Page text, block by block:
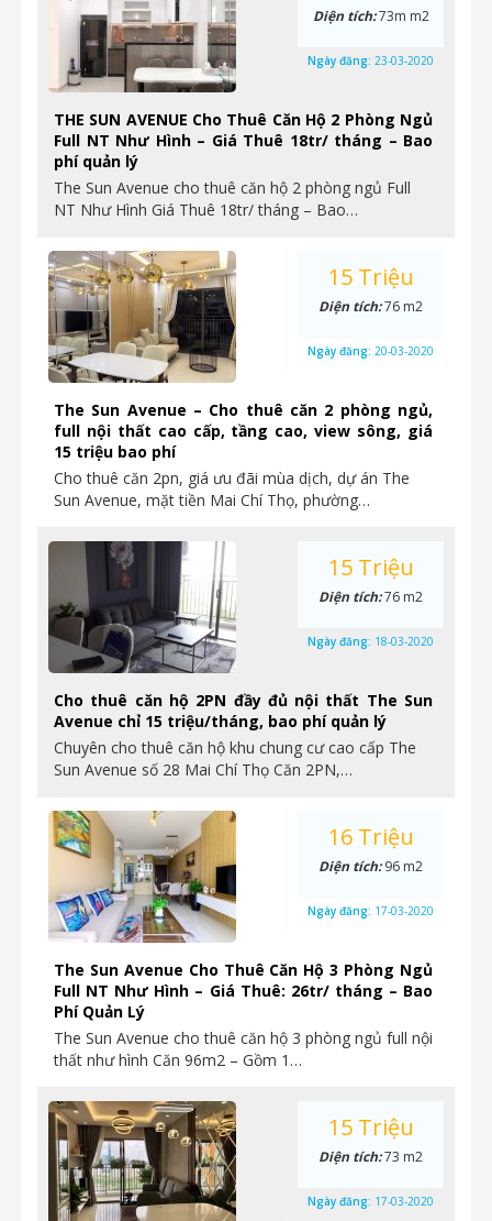
THE SUN AVENUE Cho Thuê Căn Hộ 2 Phòng Ngủ
Full NT Như Hình – Giá Thuê 18tr/ tháng – Bao
phí quản lý
The Sun Avenue cho thuê căn hộ 2 phòng ngủ Full
NT Như Hình Giá Thuê 18tr/ tháng – Bao…
Diện tích:73m m2
Ngày đăng: 23-03-2020
The Sun Avenue – Cho thuê căn 2 phòng ngủ,
full nội thất cao cấp, tầng cao, view sông, giá
15 triệu bao phí
Cho thuê căn 2pn, giá ưu đãi mùa dịch, dự án The
Sun Avenue, mặt tiền Mai Chí Thọ, phường…
15 Triệu
Diện tích:76 m2
Ngày đăng: 20-03-2020
Cho thuê căn hộ 2PN đầy đủ nội thất The Sun
Avenue chỉ 15 triệu/tháng, bao phí quản lý
Chuyên cho thuê căn hộ khu chung cư cao cấp The
Sun Avenue số 28 Mai Chí Thọ Căn 2PN,…
15 Triệu
Diện tích:76 m2
Ngày đăng: 18-03-2020
The Sun Avenue Cho Thuê Căn Hộ 3 Phòng Ngủ
Full NT Như Hình – Giá Thuê: 26tr/ tháng – Bao
Phí Quản Lý
The Sun Avenue cho thuê căn hộ 3 phòng ngủ full nội
thất như hình Căn 96m2 – Gồm 1…
16 Triệu
Diện tích:96 m2
Ngày đăng: 17-03-2020
15 Triệu
Diện tích:73 m2
Ngày đăng: 17-03-2020